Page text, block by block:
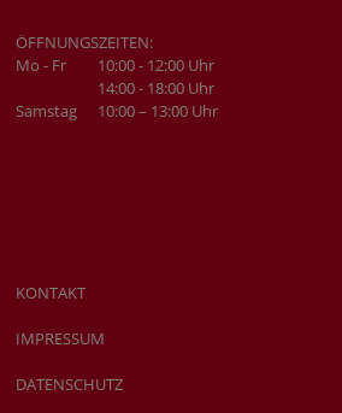
ÖFFNUNGSZEITEN:
Mo - Fr
10:00 - 12:00 Uhr
14:00 - 18:00 Uhr
Samstag
10:00 – 13:00 Uhr
KONTAKT
IMPRESSUM
DATENSCHUTZ